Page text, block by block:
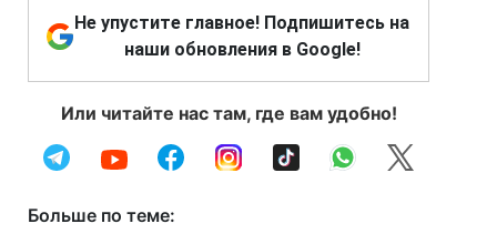
Не упустите главное! Подпишитесь на
наши обновления в Google!
Или читайте нас там, где вам удобно!
Больше по теме: